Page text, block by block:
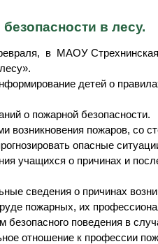
в лесу.
в МАОУ
детей о
о пожарной безопасности.
возникновения пожаров, со
опасные
учащихся о причинах и
сведения о причинах
пожарных, их
безопасного поведения в
отношение к профессии